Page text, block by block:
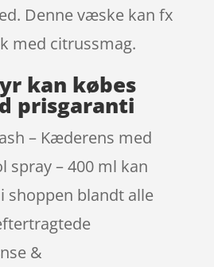
Denne væske kan fx
med citrussmag.
kan købes
prisgaranti
– Kæderens med
spray – 400 ml kan
shoppen blandt alle
&